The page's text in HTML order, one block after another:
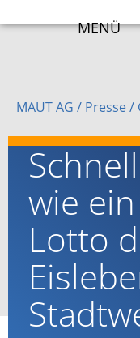
MENÜ
MAUT AG / Presse /
wie
Lotto